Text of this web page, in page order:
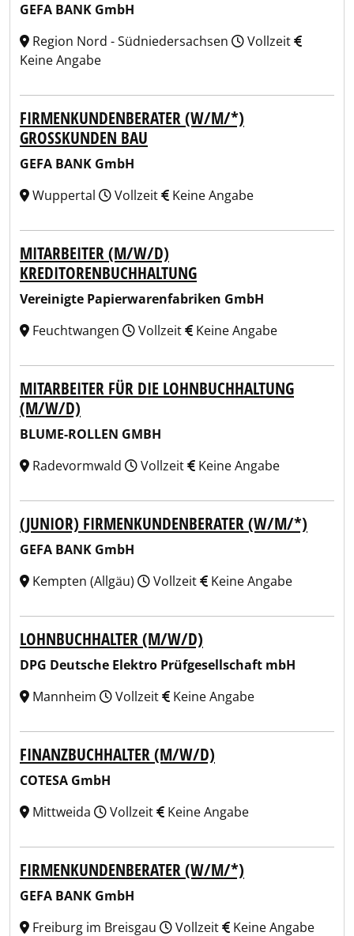
GEFA BANK GmbH
Region Nord - Südniedersachsen
Vollzeit
Keine Angabe
FIRMENKUNDENBERATER (W/M/*)
GROSSKUNDEN BAU
GEFA BANK GmbH
Wuppertal
Vollzeit Keine Angabe
MITARBEITER (M/W/D)
KREDITORENBUCHHALTUNG
Vereinigte Papierwarenfabriken GmbH
Feuchtwangen
Vollzeit Keine Angabe
MITARBEITER FÜR DIE LOHNBUCHHALTUNG
(M/W/D)
BLUME-ROLLEN GMBH
Radevormwald
Vollzeit Keine Angabe
(JUNIOR) FIRMENKUNDENBERATER (W/M/*)
GEFA BANK GmbH
Kempten (Allgäu)
Vollzeit Keine Angabe
LOHNBUCHHALTER (M/W/D)
DPG Deutsche Elektro Prüfgesellschaft mbH
Mannheim
Vollzeit Keine Angabe
FINANZBUCHHALTER (M/W/D)
COTESA GmbH
Mittweida
Vollzeit Keine Angabe
FIRMENKUNDENBERATER (W/M/*)
GEFA BANK GmbH
Freiburg im Breisgau
Vollzeit Keine Angabe